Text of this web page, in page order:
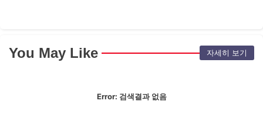
You May Like 자세히 보기
Error: 검색결과 없음